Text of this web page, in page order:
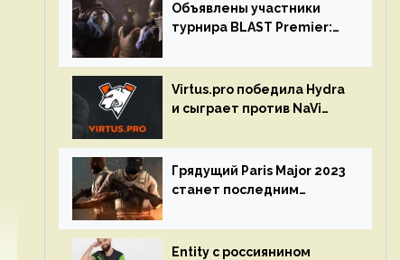
Объявлены участники
турнира BLAST Premier:
Virtus.pro победила Hydra
и сыграет против NaVi
Circuit
Грядущий Paris Major 2023
станет последним
GO
Entity с россиянином